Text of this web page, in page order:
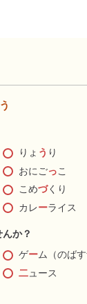
りょ う り
おにごっこ
こめづくり
カレーライス
か？
ゲーム（のばす
二ュース